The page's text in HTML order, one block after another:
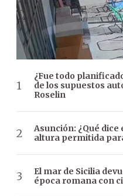
¿Fue todo
de los supuestos
Roselin
Asunción: ¿Qué
altura permitida
El mar de Sicilia
época romana con